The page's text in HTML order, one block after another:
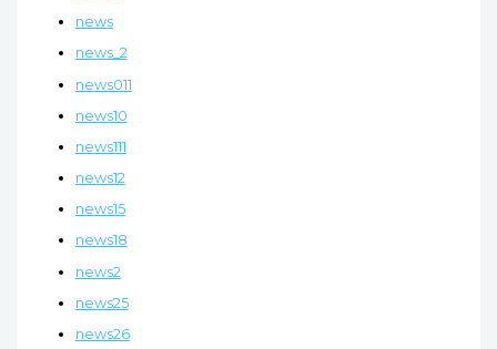
news
news_2
news011
news10
news111
news12
news15
news18
news2
news25
news26